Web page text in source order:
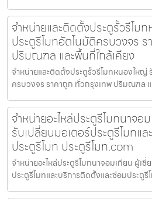
จำหน่ายและติดตั้งประตูรั้วรีโ
ประตูรีโมทอัตโนมัติครบวงจร
ปริมณฑล และพื้นที่ใกล้เคียง
จำหน่ายและติดตั้งประตูรั้วรีโมทหนองให
ครบวงจร ราคาถูก ทั่วกรุงเทพ ปริมณฑล แ
จำหน่ายอะไหล่ประตูรีโมทนาจ
รับเปลี่ยนมอเตอร์ประตูรีโมทแ
ประตูรีโมท ประตูรีโมท.com
จำหน่ายอะไหล่ประตูรีโมทนาจอมเทียน ผู้เ
ประตูรีโมทและบริการติดตั้งและซ่อมประตูรี